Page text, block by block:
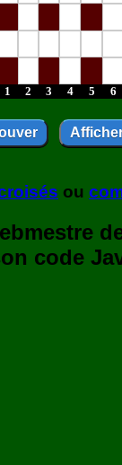
1
2 3 4 5 6
ou
code